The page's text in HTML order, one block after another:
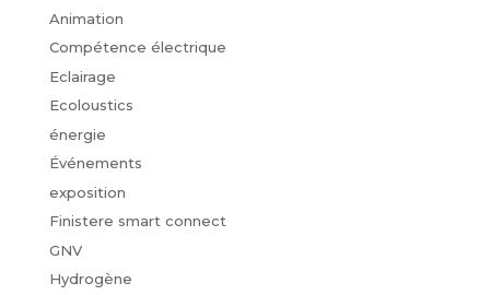
Animation
Compétence électrique
Eclairage
Ecoloustics
énergie
Événements
exposition
Finistere smart connect
GNV
Hydrogène